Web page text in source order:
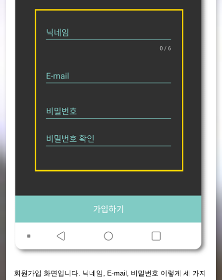
회원가입 화면입니다. 닉네임, E-mail, 비밀번호 이렇게 세 가지